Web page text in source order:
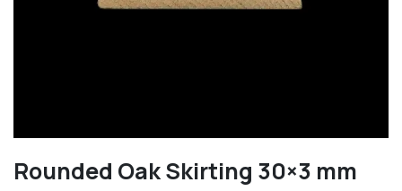
Rounded Oak Skirting 30×3 mm